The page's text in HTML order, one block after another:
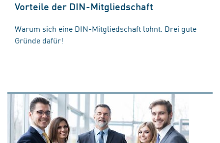
Vorteile der DIN-Mitgliedschaft
Warum sich eine DIN-Mitgliedschaft lohnt. Drei gute
Gründe dafür!